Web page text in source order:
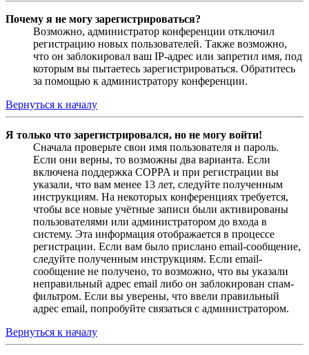
Почему я не могу зарегистрироваться?
Возможно, администратор конференции отключил
регистрацию новых пользователей. Также возможно,
что он заблокировал ваш IP-адрес или запретил имя, под
которым вы пытаетесь зарегистрироваться. Обратитесь
за помощью к администратору конференции.
Вернуться к началу
Я только что зарегистрировался, но не могу войти!
Сначала проверьте свои имя пользователя и пароль.
Если они верны, то возможны два варианта. Если
включена поддержка COPPA и при регистрации вы
указали, что вам менее 13 лет, следуйте полученным
инструкциям. На некоторых конференциях требуется,
чтобы все новые учётные записи были активированы
пользователями или администратором до входа в
систему. Эта информация отображается в процессе
регистрации. Если вам было прислано email-сообщение,
следуйте полученным инструкциям. Если email-
сообщение не получено, то возможно, что вы указали
неправильный адрес email либо он заблокирован спам-
фильтром. Если вы уверены, что ввели правильный
адрес email, попробуйте связаться с администратором.
Вернуться к началу